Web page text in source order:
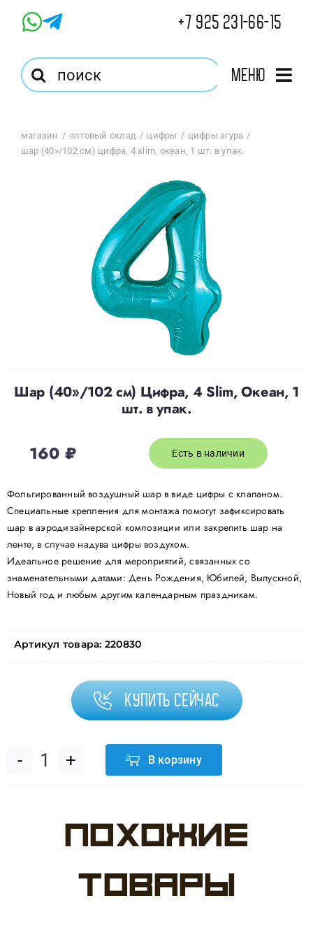
+7 925 231-66-15
Результат
поиска:
Меню
Магазин
Оптовый Магазин
Избранное
О нас
Политика конфиденциальности
магазин оптовый склад цифры
цифры агура
шар (40»/102 см) цифра, 4 slim, океан, 1 шт. в упак.
Шар (40»/102 см) Цифра, 4 Slim, Океан, 1
шт. в упак.
160₽ Есть в наличии
Фольгированный воздушный шар в виде цифры с клапаном.
Специальные крепления для монтажа помогут зафиксировать
шар в аэродизайнерской композиции или закрепить шар на
ленте, в случае надува цифры воздухом.
Идеальное решение для мероприятий, связанных со
знаменательными датами: День Рождения, Юбилей, Выпускной,
Новый год и любым другим календарным праздникам.
Артикул товара: 220830
Купить сейчас
Количество
Шар
В корзину
Похожие
товары